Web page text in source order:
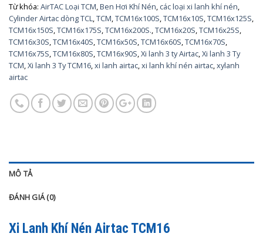
Từ khóa: AirTAC Loại TCM,Ben Hơi Khí Nén, các loại xi lanh khí nén,
Cylinder Airtac dòng TCL,TCM,TCM16x100S,TCM16x10S,TCM16x125S,
TCM16x150S,TCM16x175S,TCM16x200S.,TCM16x20S,TCM16x25S,
TCM16x30S,TCM16x40S,TCM16x50S,TCM16x60S,TCM16x70S,
TCM16x75S,TCM16x80S,TCM16x90S,Xi lanh 3 ty Airtac,Xi lanh 3 Ty
TCM,Xi lanh 3 Ty TCM16,xi lanh airtac,xi lanh khí nén airtac,xylanh
airtac
MÔ TẢ
ĐÁNH GIÁ (0)
Xi Lanh Khí Nén Airtac TCM16